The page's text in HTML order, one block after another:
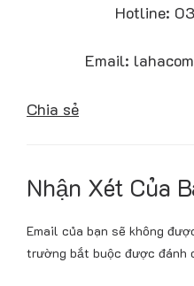
Hotline:
Email:
Chia sẻ
Nhận Xét Của
Email của bạn sẽ không
trường bắt buộc được đánh